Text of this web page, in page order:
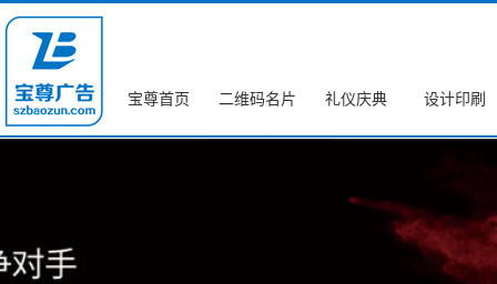
宝尊首页 二维码名片 礼仪庆典 设计印刷